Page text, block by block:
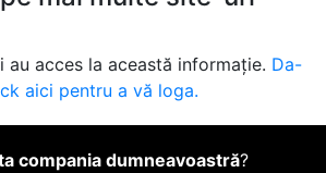
au acces la această informație. Da-
aici pentru a vă loga.
compania dumneavoastră?